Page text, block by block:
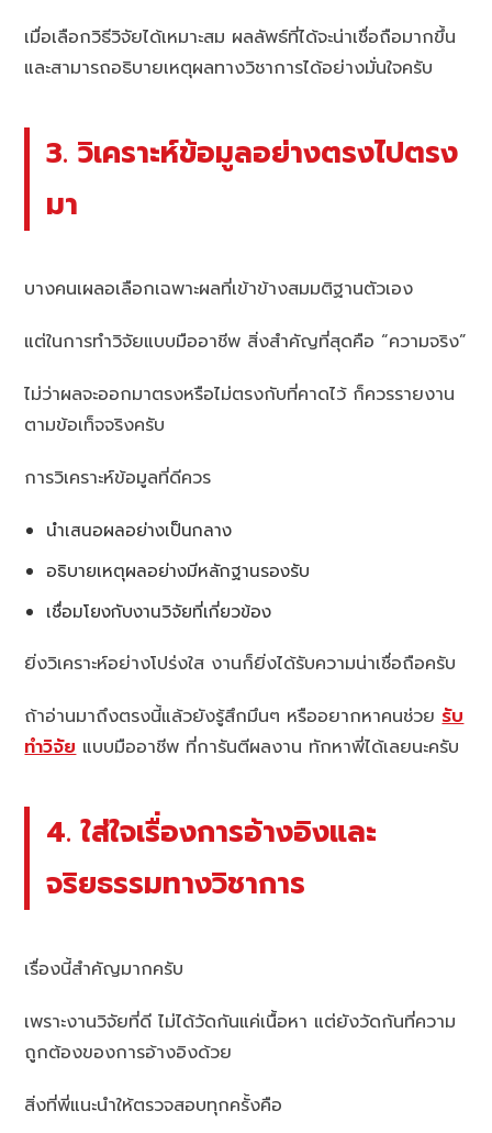
เมื่อเลือกวิธีวิจัยได้เหมาะสม ผลลัพธ์ที่ได้จะน่าเชื่อถือมากขึ้น
และสามารถอธิบายเหตุผลทางวิชาการได้อย่างมั่นใจครับ
3. วิเคราะห์ข้อมูลอย่างตรงไปตรง
มา
บางคนเผลอเลือกเฉพาะผลที่เข้าข้างสมมติฐานตัวเอง
แต่ในการทำวิจัยแบบมืออาชีพ สิ่งสำคัญที่สุดคือ “ความจริง”
ไม่ว่าผลจะออกมาตรงหรือไม่ตรงกับที่คาดไว้ ก็ควรรายงาน
ตามข้อเท็จจริงครับ
การวิเคราะห์ข้อมูลที่ดีควร
นำเสนอผลอย่างเป็นกลาง
อธิบายเหตุผลอย่างมีหลักฐานรองรับ
เชื่อมโยงกับงานวิจัยที่เกี่ยวข้อง
ยิ่งวิเคราะห์อย่างโปร่งใส งานก็ยิ่งได้รับความน่าเชื่อถือครับ
ถ้าอ่านมาถึงตรงนี้แล้วยังรู้สึกมึนๆ หรืออยากหาคนช่วยรับ
ทำวิจัยแบบมืออาชีพ ที่การันตีผลงาน ทักหาพี่ได้เลยนะครับ
4. ใส่ใจเรื่องการอ้างอิงและ
จริยธรรมทางวิชาการ
เรื่องนี้สำคัญมากครับ
เพราะงานวิจัยที่ดี ไม่ได้วัดกันแค่เนื้อหา แต่ยังวัดกันที่ความ
ถูกต้องของการอ้างอิงด้วย
สิ่งที่พี่แนะนำให้ตรวจสอบทุกครั้งคือ